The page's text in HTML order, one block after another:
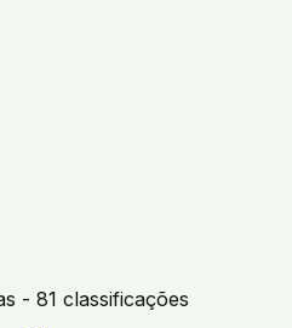
- 81 classificações